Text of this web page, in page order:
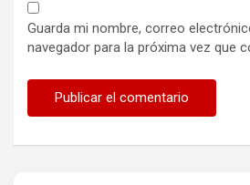
Guarda mi nombre, correo
navegador para la próxima vez que